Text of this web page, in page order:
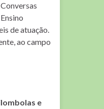
de atuação.
ao campo
e